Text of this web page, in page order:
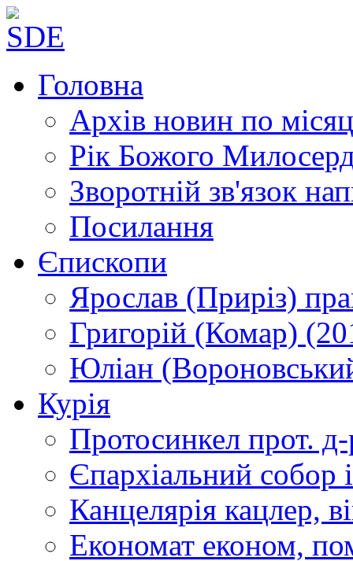
Головна
Архів новин по
Рік Божого
Зворотній зв'язок
Посилання
Єпископи
Ярослав (Приріз)
Григорій (Комар)
Юліан
Курія
Протосинкел прот.
Єпархіальний собор
Канцелярія кацлер,
Економат економ,